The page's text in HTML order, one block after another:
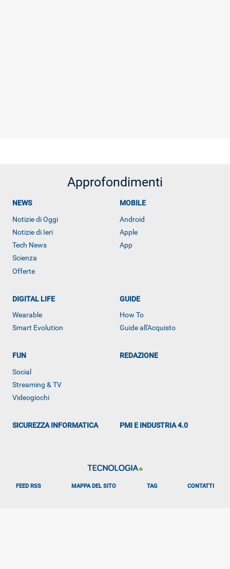
Approfondimenti
NEWS
Notizie di Oggi
Notizie di Ieri
Tech News
Scienza
Offerte
MOBILE
Android
Apple
App
DIGITAL LIFE
Wearable
Smart Evolution
GUIDE
How To
Guide all'Acquisto
FUN
Social
Streaming & TV
Videogiochi
REDAZIONE
SICUREZZA INFORMATICA PMI E INDUSTRIA 4.0
FEED RSS MAPPA DEL SITO TAG CONTATTI